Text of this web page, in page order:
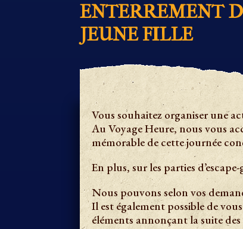
ENTERREMENT
JEUNE FILLE
Vous souhaitez organiser une
Au Voyage Heure, nous vous
mémorable de cette journée
En plus, sur les parties
Nous pouvons selon vos
Il est également possible de
éléments annonçant la suite